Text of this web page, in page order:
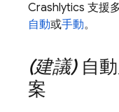
Crashlytics 支援
自動或手動。
(建議)自
案